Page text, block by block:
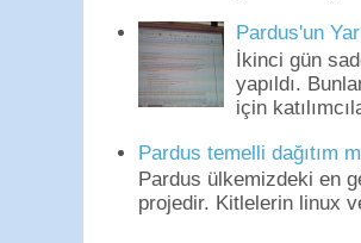
Pardus'un
İkinci gün
yapıldı.
için
Pardus temelli dağıtım
Pardus ülkemizdeki en
projedir. Kitlelerin linux